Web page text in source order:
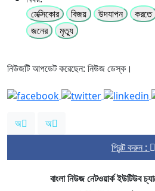
মেক্সিকোর
বিজয় উদযাপন করতে
জনের
মৃত্যু
নিউজটি আপডেট করেছেন: নিউজ ডেস্ক।
অ
অ
প্রিন্ট করুন :
বাংলা নিউজ নেটওয়ার্ক ইউটিউব